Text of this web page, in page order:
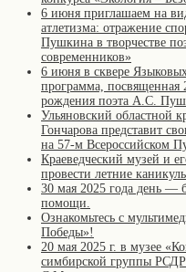
6 июня приглашаем на
атлетизма: отражение
Пушкина в творчестве
современников»
6 июня в сквере
программа, посвященная
рождения поэта А.С.
Ульяновский областной
Гончарова представит
на 57-м Всероссийском
Краеведческий музей и
провести летние
30 мая 2025 года день —
помощи.
Ознакомьтесь с
Победы»!
20 мая 2025 г. в музее
симбирской группы